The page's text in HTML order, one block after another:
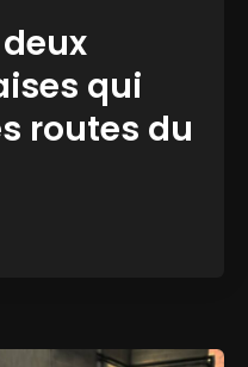
qui
routes du